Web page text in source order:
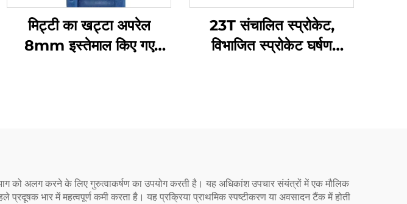
मिट्टी का खट्टा अपरेल
8mm इस्तेमाल किए गए
23T संचालित स्प्रोकेट,
विभाजित स्प्रोकेट घर्षण
को अलग करने के लिए गुरुत्वाकर्षण का उपयोग करती है। यह अधिकांश उपचार संयंत्रों में एक मौलिक
भार में महत्वपूर्ण कमी करता है। यह प्रक्रिया प्राथमिक स्पष्टीकरण या अवसादन टैंक में होती